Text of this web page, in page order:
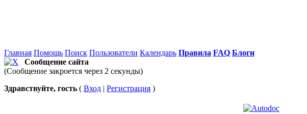
Главная Помощь Поиск Пользователи Календарь Правила FAQ Блоги
Сообщение сайта
(Сообщение закроется через 2 секунды)
Здравствуйте, гость ( Вход | Регистрация )